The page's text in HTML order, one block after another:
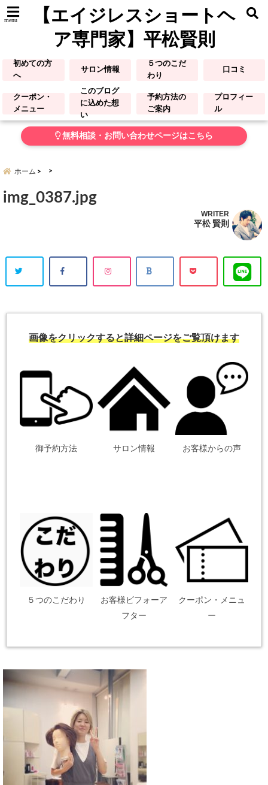
menu
【エイジレスショートヘ
ア専門家】平松賢則
初めての方
へ
サロン情報
５つのこだ
わり
口コミ
クーポン・
メニュー
このブログ
に込めた想
い
予約方法の
ご案内
プロフィー
ル
無料相談・お問い合わせページはこちら
ホーム
img_0387.jpg
WRITER
平松 賢則
画像をクリックすると詳細ページをご覧頂けます
御予約方法 サロン情報 お客様からの声
５つのこだわり
お客様ビフォーア
フター
クーポン・メニュ
ー